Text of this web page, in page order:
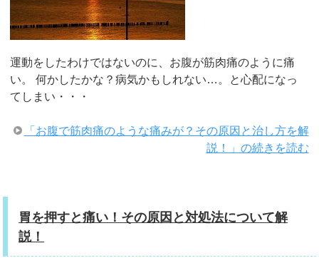
運動をしたわけではないのに、お腹が筋肉痛のように痛
い。 何かしたかな？病気かもしれない…。と心配になっ
てしまい・・・
「お腹で筋肉痛のような痛みが？その原因と治し方を解
説！」の続きを読む
胃を押すと痛い！その原因と対処法について解
説！